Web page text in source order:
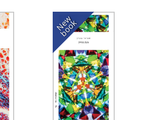
N
e
w
b
o
o
k